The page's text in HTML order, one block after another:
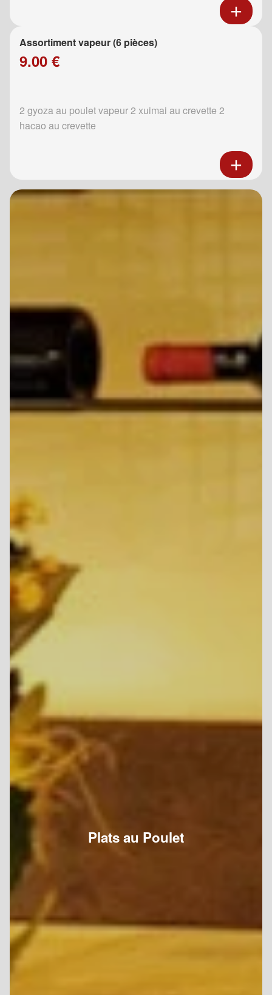
Assortiment vapeur (6 pièces)
9.00 €
2 gyoza au poulet vapeur 2 xuimai au crevette 2
hacao au crevette
Plats au Poulet